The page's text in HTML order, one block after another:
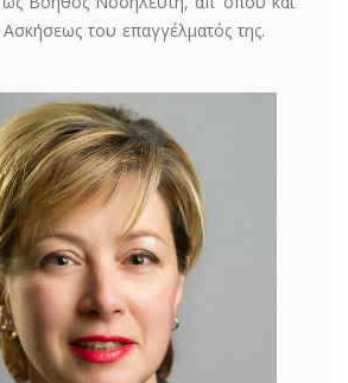
του επαγγέλματός της.